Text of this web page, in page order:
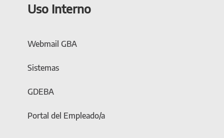
Uso Interno
Webmail GBA
Sistemas
GDEBA
Portal del Empleado/a